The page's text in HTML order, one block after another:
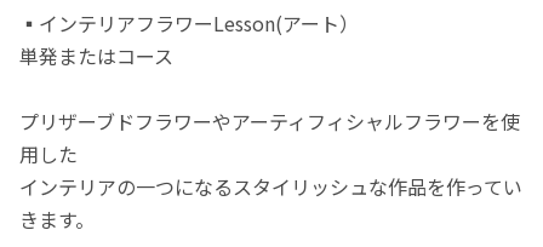
▪️インテリアフラワーLesson(アート）
単発またはコース
プリザーブドフラワーやアーティフィシャルフラワーを使
用した
インテリアの一つになるスタイリッシュな作品を作ってい
きます。